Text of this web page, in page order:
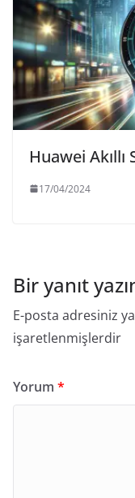
Huawei Akıllı
17/04/2024
Bir yanıt
E-posta adresiniz
işaretlenmişlerdir
Yorum *